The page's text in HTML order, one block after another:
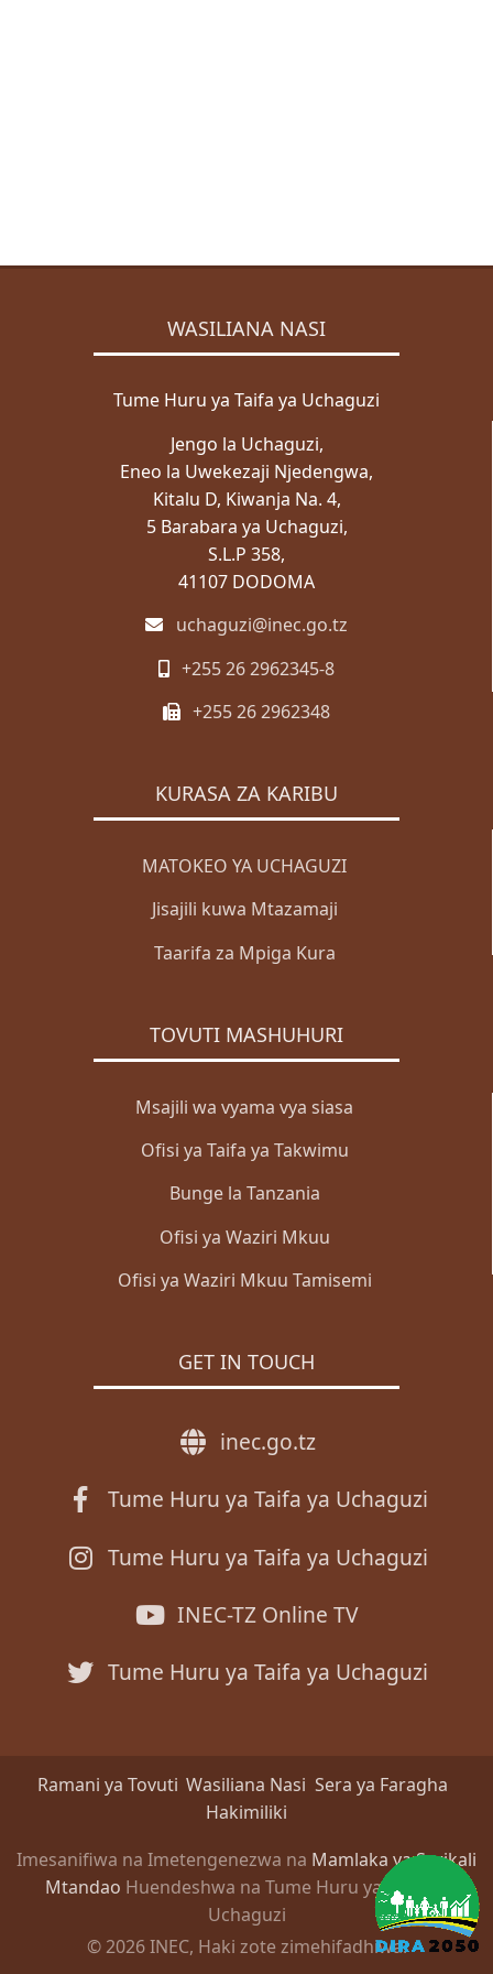
2025
cha Rais na Makamu wa Rais wa Jamhuri ya Muungano
Mwongozo wa Watazamaji
Mfumo wa Usajili wa Watazamaji
Ripoti za Watazamaji
Wazabuni Walioshinda
WASILIANA NASI
WASILIANA NASI
Tume Huru ya Taifa ya Uchaguzi
Jengo la Uchaguzi,
Eneo la Uwekezaji Njedengwa,
Kitalu D, Kiwanja Na. 4,
5 Barabara ya Uchaguzi,
S.L.P 358,
41107 DODOMA
uchaguzi@inec.go.tz
+255 26 2962345-8
+255 26 2962348
KURASA ZA KARIBU
MATOKEO YA UCHAGUZI
Jisajili kuwa Mtazamaji
Taarifa za Mpiga Kura
TOVUTI MASHUHURI
Msajili wa vyama vya siasa
Ofisi ya Taifa ya Takwimu
Bunge la Tanzania
Ofisi ya Waziri Mkuu
Ofisi ya Waziri Mkuu Tamisemi
GET IN TOUCH
inec.go.tz
Tume Huru ya Taifa ya Uchaguzi
Tume Huru ya Taifa ya Uchaguzi
INEC-TZ Online TV
Tume Huru ya Taifa ya Uchaguzi
Ramani ya Tovuti Wasiliana Nasi Sera ya Faragha
Hakimiliki
Imesanifiwa na Imetengenezwa na Mamlaka ya Serikali
Mtandao Huendeshwa na Tume Huru ya Taifa ya
Uchaguzi
© 2026 INEC, Haki zote zimehifadhiwa.